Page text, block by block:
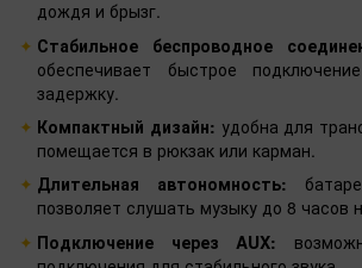
дождя и брызг.
Стабильное беспроводное
обеспечивает быстрое
задержку.
Компактный дизайн: удобна для
помещается в рюкзак или карман.
Длительная автономность:
позволяет слушать музыку до 8 часов
Подключение через AUX: